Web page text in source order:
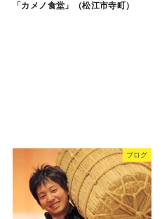
「カメノ食堂」（松江市寺町）
ブログ